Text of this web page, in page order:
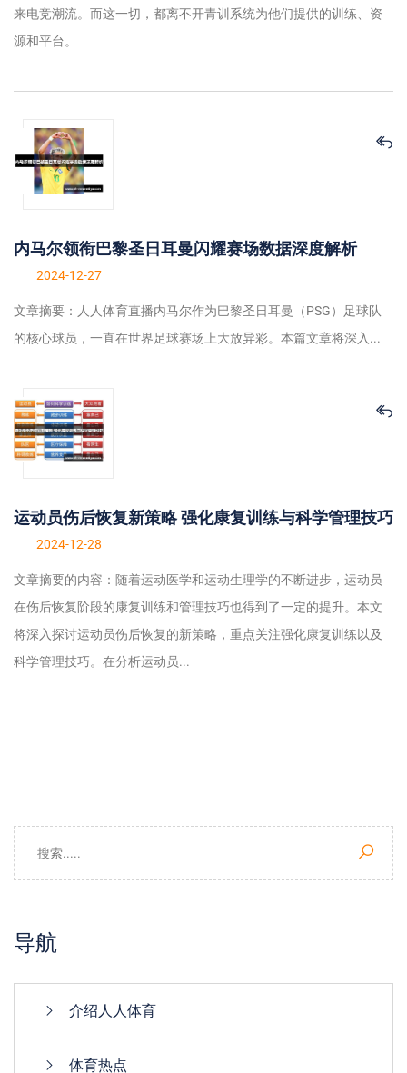
来电竞潮流。而这一切，都离不开青训系统为他们提供的训练、资
源和平台。
内马尔领衔巴黎圣日耳曼闪耀赛场数据深度解析
2024-12-27
文章摘要：人人体育直播内马尔作为巴黎圣日耳曼（PSG）足球队
的核心球员，一直在世界足球赛场上大放异彩。本篇文章将深入...
运动员伤后恢复新策略 强化康复训练与科学管理技巧
2024-12-28
文章摘要的内容：随着运动医学和运动生理学的不断进步，运动员
在伤后恢复阶段的康复训练和管理技巧也得到了一定的提升。本文
将深入探讨运动员伤后恢复的新策略，重点关注强化康复训练以及
科学管理技巧。在分析运动员...
导航
介绍人人体育
体育热点